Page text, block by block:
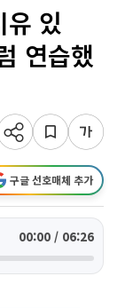
유 있
연습했
구글 선호매체 추가
00:00 / 06:26